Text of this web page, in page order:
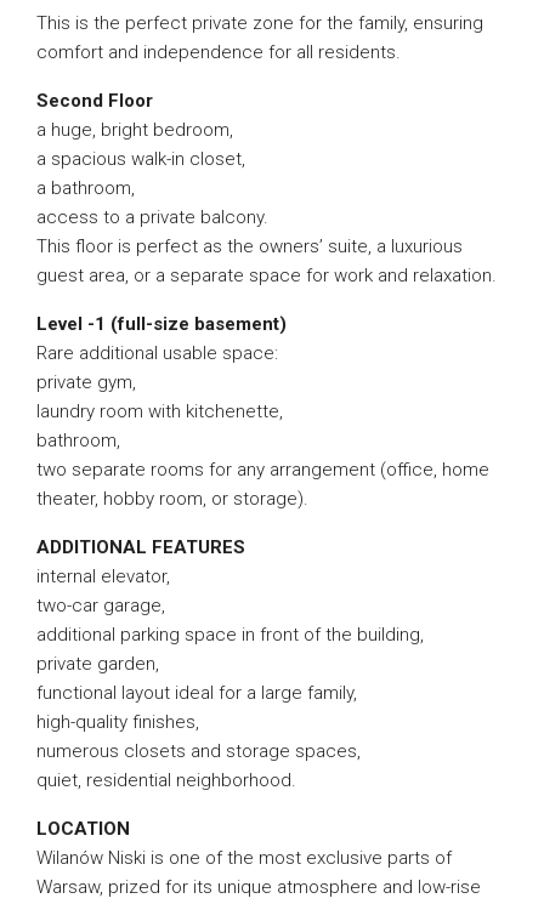
This is the perfect private zone for the family, ensuring
comfort and independence for all residents.
Second Floor
a huge, bright bedroom,
a spacious walk-in closet,
a bathroom,
access to a private balcony.
This floor is perfect as the owners’ suite, a luxurious
guest area, or a separate space for work and relaxation.
Level -1 (full-size basement)
Rare additional usable space:
private gym,
laundry room with kitchenette,
bathroom,
two separate rooms for any arrangement (office, home
theater, hobby room, or storage).
ADDITIONAL FEATURES
internal elevator,
two-car garage,
additional parking space in front of the building,
private garden,
functional layout ideal for a large family,
high-quality finishes,
numerous closets and storage spaces,
quiet, residential neighborhood.
LOCATION
Wilanów Niski is one of the most exclusive parts of
Warsaw, prized for its unique atmosphere and low-rise